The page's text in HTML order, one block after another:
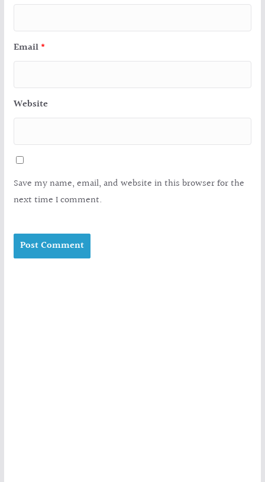
Email *
Website
Save my name, email, and website in this browser for the
next time I comment.